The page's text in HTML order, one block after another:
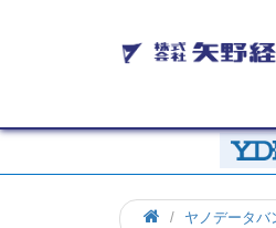
ヤノデータバ